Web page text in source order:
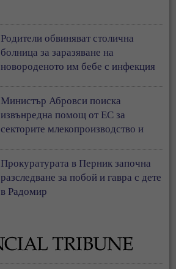
Родители обвиняват столична
болница за заразяване на
новороденото им бебе с инфекция
Министър Абровси поиска
извънредна помощ от ЕС за
секторите млекопроизводство и
Прокуратурата в Перник започна
разследване за побой и гавра с дете
в Радомир